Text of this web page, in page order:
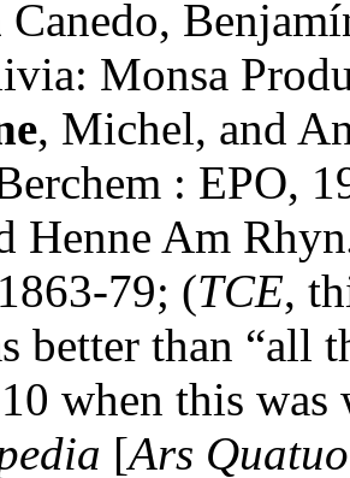
Canedo,
Monsa
, Michel, and
: EPO,
Henne Am Rhyn
79; (TCE,
better than “all
when this
[Ars